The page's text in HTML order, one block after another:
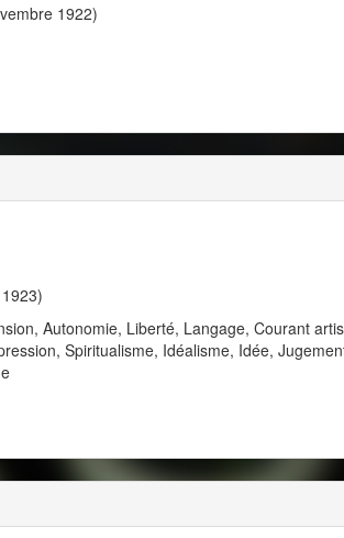
1922)
Autonomie, Liberté, Langage, Courant
Spiritualisme, Idéalisme, Idée,